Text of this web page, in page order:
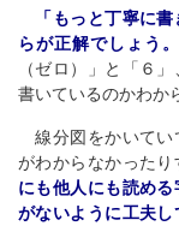
「もっと丁寧に
らが正解でしょう。
（ゼロ）」と「６
書いているのかわか
線分図をかいてい
がわからなかったり
にも他人にも読め
がないように工夫し